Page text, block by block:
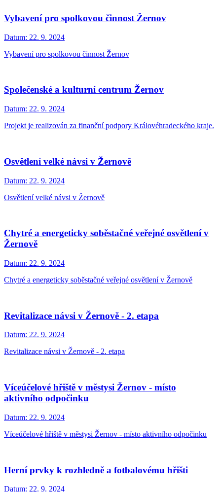
Vybavení pro spolkovou činnost Žernov
Datum: 22. 9. 2024
Vybavení pro spolkovou činnost Žernov
Společenské a kulturní centrum Žernov
Datum: 22. 9. 2024
Projekt je realizován za finanční podpory Královéhradeckého kraje.
Osvětlení velké návsi v Žernově
Datum: 22. 9. 2024
Osvětlení velké návsi v Žernově
Chytré a energeticky soběstačné veřejné osvětlení v
Žernově
Datum: 22. 9. 2024
Chytré a energeticky soběstačné veřejné osvětlení v Žernově
Revitalizace návsi v Žernově - 2. etapa
Datum: 22. 9. 2024
Revitalizace návsi v Žernově - 2. etapa
Víceúčelové hřiště v městysi Žernov - místo
aktivního odpočinku
Datum: 22. 9. 2024
Víceúčelové hřiště v městysi Žernov - místo aktivního odpočinku
Herní prvky k rozhledně a fotbalovému hřišti
Datum: 22. 9. 2024